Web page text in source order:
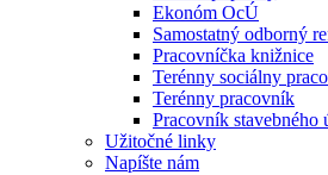
Ekonóm OcÚ
Samostatný odborný
Pracovníčka knižnice
Terénny sociálny
Terénny pracovník
Pracovník stavebného
Užitočné linky
Napíšte nám